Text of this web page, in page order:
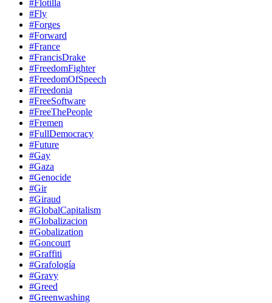
#Flotilla
#Fly
#Forges
#Forward
#France
#FrancisDrake
#FreedomFighter
#FreedomOfSpeech
#Freedonia
#FreeSoftware
#FreeThePeople
#Fremen
#FullDemocracy
#Future
#Gay
#Gaza
#Genocide
#Gir
#Giraud
#GlobalCapitalism
#Globalizacion
#Gobalization
#Goncourt
#Graffiti
#Grafología
#Gravy
#Greed
#Greenwashing